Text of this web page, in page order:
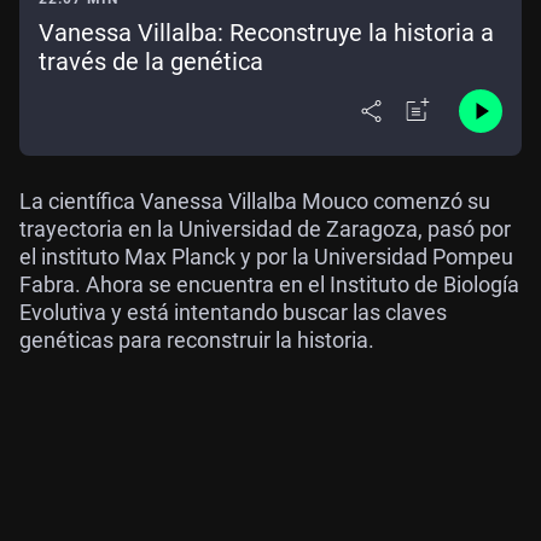
Vanessa Villalba: Reconstruye la historia a
través de la genética
La científica Vanessa Villalba Mouco comenzó su
trayectoria en la Universidad de Zaragoza, pasó por
el instituto Max Planck y por la Universidad Pompeu
Fabra. Ahora se encuentra en el Instituto de Biología
Evolutiva y está intentando buscar las claves
genéticas para reconstruir la historia.